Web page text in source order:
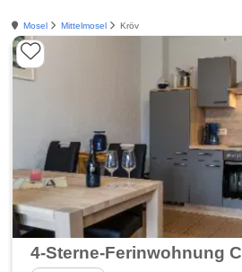
Mosel Mittelmosel Kröv